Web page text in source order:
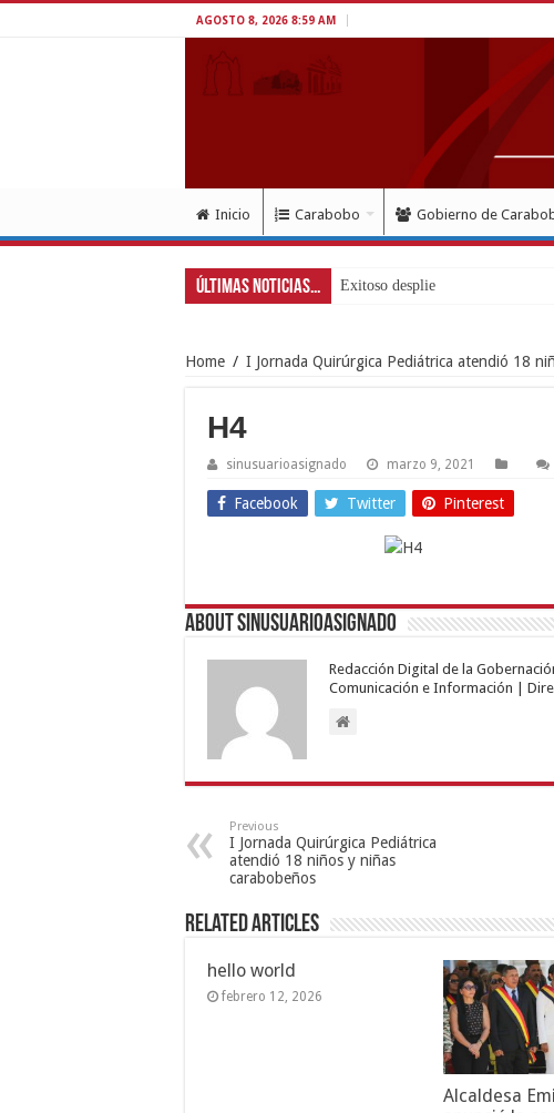
AGOSTO 8, 2026 8:59 AM
Inicio Carabobo Gobierno de
Últimas Noticias... Exitoso despliegue de salud con
Home / I Jornada Quirúrgica Pediátrica atendió 18
H4
sinusuarioasignado marzo 9, 2021
Facebook Twitter Pinterest
About sinusuarioasignado
Redacción Digital de la
Comunicación e Información |
Previous
I Jornada Quirúrgica Pediátrica
atendió 18 niños y niñas
carabobeños
Related Articles
hello world
febrero 12, 2026
Alcaldesa